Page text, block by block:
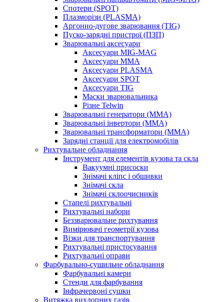
Спотери (SPOT)
Плазморізи (PLASMA)
Аргонно-дугове зварювання (TIG)
Пуско-зарядні пристрої (ПЗП)
Зварювальні аксесуари
Аксесуари MIG-MAG
Аксесуари MMA
Аксесуари PLASMA
Аксесуари SPOT
Аксесуари TIG
Маски зварювальника
Різне Telwin
Зварювальні генератори (MMA)
Зварювальні інвертори (MMA)
Зварювальні трансформатори (MMA)
Зарядні станції для електромобілів
Рихтувальне обладнання
Інструмент для елементів кузова та скла
Вакуумні присоски
Знімачі кліпс і обшивки
Знімачі скла
Знімачі склоочисників
Стапелі рихтувальні
Рихтувальні набори
Беззварювальне рихтування
Вимірювачі геометрії кузова
Візки для транспортування
Рихтувальні пристосування
Рихтувальні оправи
Фарбувально-сушильне обладнання
Фарбувальні камери
Стенди для фарбування
Інфрачервоні сушки
Витяжка вихлопних газів